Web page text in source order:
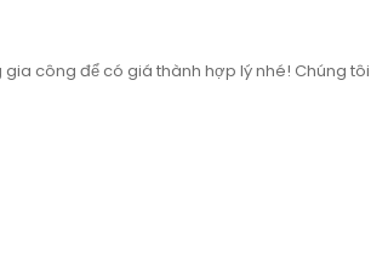
gia công để có giá thành hợp lý nhé! Chúng tôi